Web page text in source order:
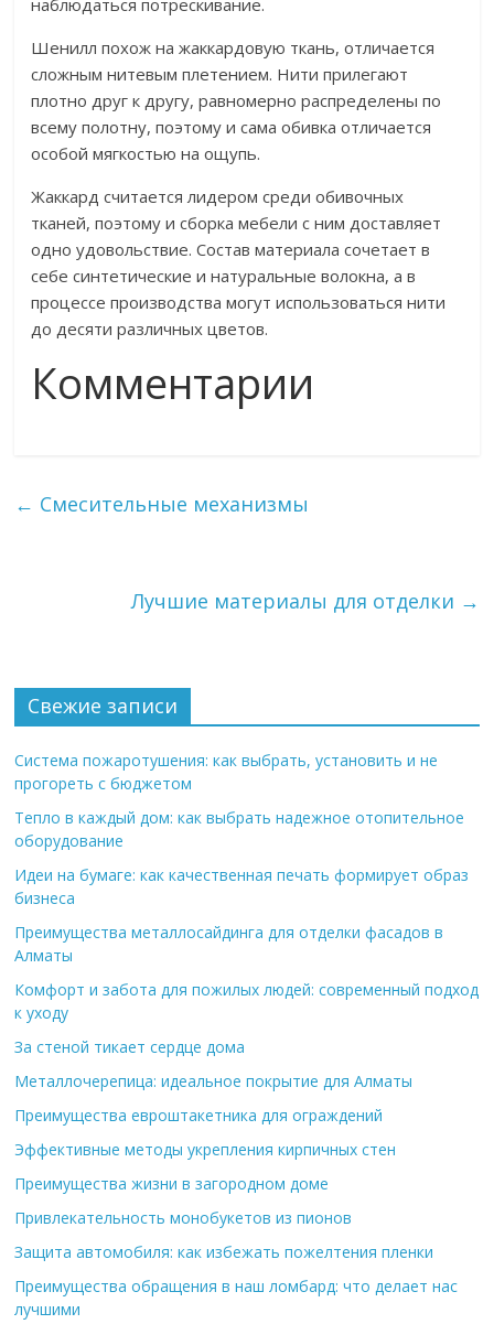
наблюдаться потрескивание.
Шенилл похож на жаккардовую ткань, отличается
сложным нитевым плетением. Нити прилегают
плотно друг к другу, равномерно распределены по
всему полотну, поэтому и сама обивка отличается
особой мягкостью на ощупь.
Жаккард считается лидером среди обивочных
тканей, поэтому и сборка мебели с ним доставляет
одно удовольствие. Состав материала сочетает в
себе синтетические и натуральные волокна, а в
процессе производства могут использоваться нити
до десяти различных цветов.
Комментарии
← Смесительные механизмы
Лучшие материалы для отделки →
Свежие записи
Система пожаротушения: как выбрать, установить и не
прогореть с бюджетом
Тепло в каждый дом: как выбрать надежное отопительное
оборудование
Идеи на бумаге: как качественная печать формирует образ
бизнеса
Преимущества металлосайдинга для отделки фасадов в
Алматы
Комфорт и забота для пожилых людей: современный подход
к уходу
За стеной тикает сердце дома
Металлочерепица: идеальное покрытие для Алматы
Преимущества евроштакетника для ограждений
Эффективные методы укрепления кирпичных стен
Преимущества жизни в загородном доме
Привлекательность монобукетов из пионов
Защита автомобиля: как избежать пожелтения пленки
Преимущества обращения в наш ломбард: что делает нас
лучшими